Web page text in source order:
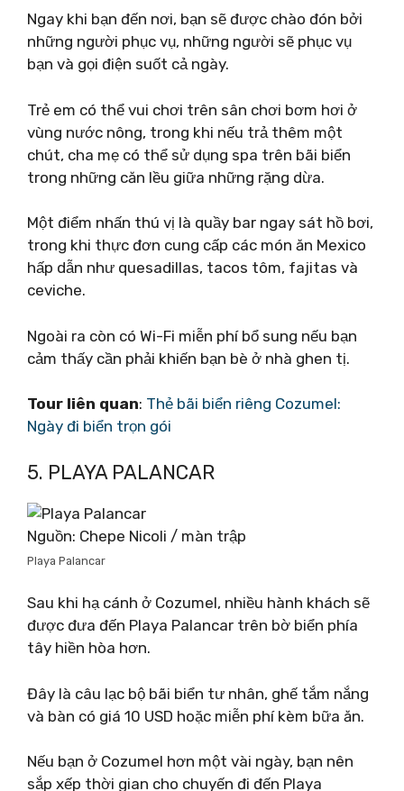
Ngay khi bạn đến nơi, bạn sẽ được chào đón bởi
những người phục vụ, những người sẽ phục vụ
bạn và gọi điện suốt cả ngày.
Trẻ em có thể vui chơi trên sân chơi bơm hơi ở
vùng nước nông, trong khi nếu trả thêm một
chút, cha mẹ có thể sử dụng spa trên bãi biển
trong những căn lều giữa những rặng dừa.
Một điểm nhấn thú vị là quầy bar ngay sát hồ bơi,
trong khi thực đơn cung cấp các món ăn Mexico
hấp dẫn như quesadillas, tacos tôm, fajitas và
ceviche.
Ngoài ra còn có Wi-Fi miễn phí bổ sung nếu bạn
cảm thấy cần phải khiến bạn bè ở nhà ghen tị.
Tour liên quan: Thẻ bãi biển riêng Cozumel:
Ngày đi biển trọn gói
5. PLAYA PALANCAR
Nguồn: Chepe Nicoli / màn trập
Playa Palancar
Sau khi hạ cánh ở Cozumel, nhiều hành khách sẽ
được đưa đến Playa Palancar trên bờ biển phía
tây hiền hòa hơn.
Đây là câu lạc bộ bãi biển tư nhân, ghế tắm nắng
và bàn có giá 10 USD hoặc miễn phí kèm bữa ăn.
Nếu bạn ở Cozumel hơn một vài ngày, bạn nên
sắp xếp thời gian cho chuyến đi đến Playa